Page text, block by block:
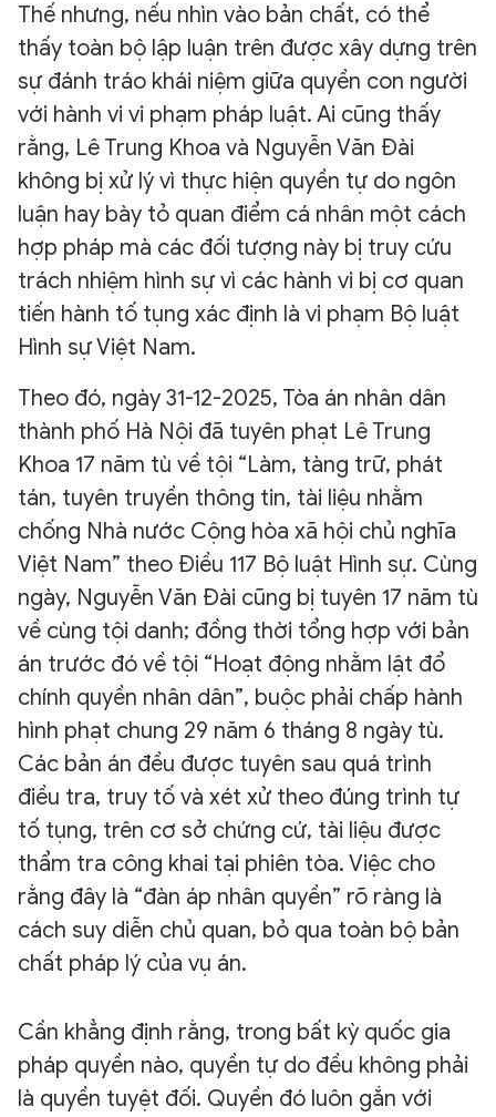
Thế nhưng, nếu nhìn vào bản chất, có thể
thấy toàn bộ lập luận trên được xây dựng trên
sự đánh tráo khái niệm giữa quyền con người
với hành vi vi phạm pháp luật. Ai cũng thấy
rằng, Lê Trung Khoa và Nguyễn Văn Đài
không bị xử lý vì thực hiện quyền tự do ngôn
luận hay bày tỏ quan điểm cá nhân một cách
hợp pháp mà các đối tượng này bị truy cứu
trách nhiệm hình sự vì các hành vi bị cơ quan
tiến hành tố tụng xác định là vi phạm Bộ luật
Hình sự Việt Nam.
Theo đó, ngày 31-12-2025, Tòa án nhân dân
thành phố Hà Nội đã tuyên phạt Lê Trung
Khoa 17 năm tù về tội “Làm, tàng trữ, phát
tán, tuyên truyền thông tin, tài liệu nhằm
chống Nhà nước Cộng hòa xã hội chủ nghĩa
Việt Nam” theo Điều 117 Bộ luật Hình sự. Cùng
ngày, Nguyễn Văn Đài cũng bị tuyên 17 năm tù
về cùng tội danh; đồng thời tổng hợp với bản
án trước đó về tội “Hoạt động nhằm lật đổ
chính quyền nhân dân”, buộc phải chấp hành
hình phạt chung 29 năm 6 tháng 8 ngày tù.
Các bản án đều được tuyên sau quá trình
điều tra, truy tố và xét xử theo đúng trình tự
tố tụng, trên cơ sở chứng cứ, tài liệu được
thẩm tra công khai tại phiên tòa. Việc cho
rằng đây là “đàn áp nhân quyền” rõ ràng là
cách suy diễn chủ quan, bỏ qua toàn bộ bản
chất pháp lý của vụ án.
Cần khẳng định rằng, trong bất kỳ quốc gia
pháp quyền nào, quyền tự do đều không phải
là quyền tuyệt đối. Quyền đó luôn gắn với